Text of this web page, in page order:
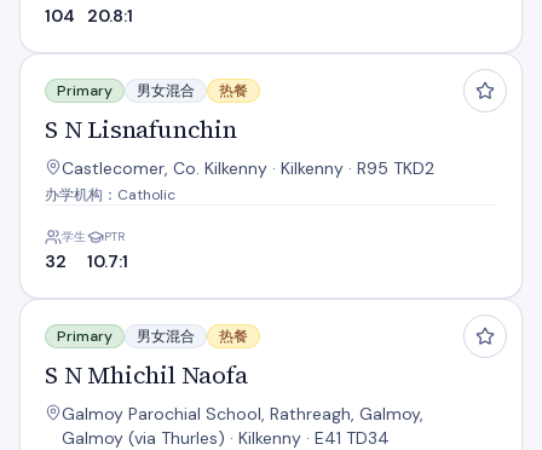
104 20.8:1
S N Lisnafunchin
Primary 男女混合 热餐
S N Lisnafunchin
Castlecomer, Co. Kilkenny · Kilkenny · R95 TKD2
办学机构：Catholic
学生
32
PTR
10.7:1
S N Mhichil Naofa
Primary 男女混合 热餐
S N Mhichil Naofa
Galmoy Parochial School, Rathreagh, Galmoy,
Galmoy (via Thurles) · Kilkenny · E41 TD34